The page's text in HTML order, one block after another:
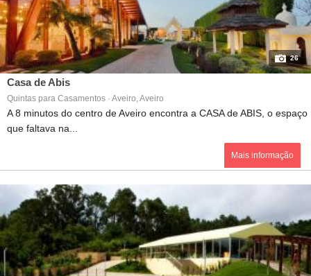
26
Casa de Abis
Quintas para Casamentos · Aveiro, Aveiro
A 8 minutos do centro de Aveiro encontra a CASA de ABIS, o espaço
que faltava na...
Mais informação